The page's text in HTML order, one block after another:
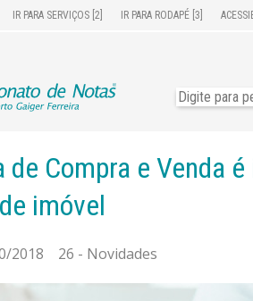
IR PARA SERVIÇOS [2] IR PARA RODAPÉ [3]
de Compra e Venda
imóvel
2018 26 - Novidades